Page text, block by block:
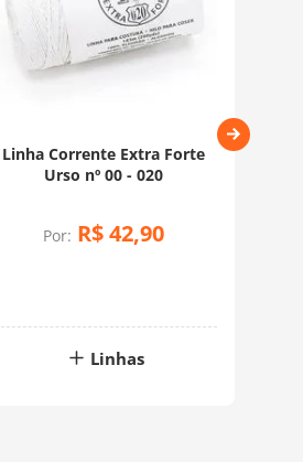
Linha Corrente Extra Forte
Urso nº 00 - 020
Por: R$42,90
Linhas